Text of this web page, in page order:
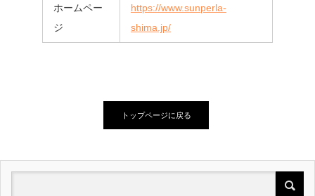
ホームペー
ジ
https://www.sunperla-
shima.jp/
トップページに戻る